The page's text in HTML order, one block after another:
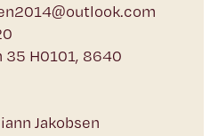
35 H0101, 8640
Jakobsen